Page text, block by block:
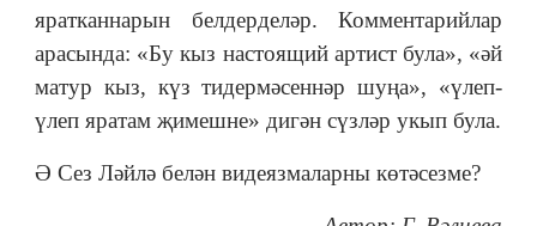
яратканнарын белдерделәр. Комментарийлар
арасында: «Бу кыз настоящий артист була», «әй
матур кыз, күз тидермәсеннәр шуңа», «үлеп-
үлеп яратам җимешне» дигән сүзләр укып була.
Ә Сез Ләйлә белән видеязмаларны көтәсезме?